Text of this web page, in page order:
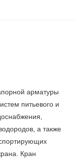
арматуры
питьевого и
а также
Кран